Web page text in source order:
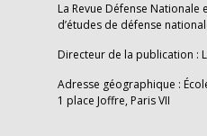
La Revue Défense
d’études de défense
Directeur de la publication :
Adresse géographique :
1 place Joffre, Paris VII